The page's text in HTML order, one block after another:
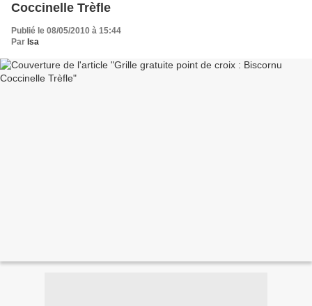
Coccinelle Trèfle
Publié le 08/05/2010 à 15:44
Par Isa